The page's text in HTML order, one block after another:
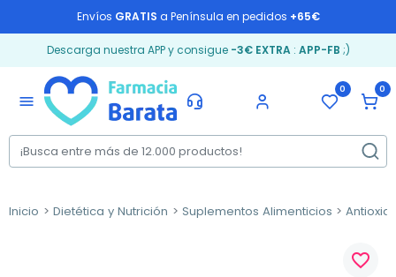
Envíos GRATIS a Península en pedidos +65€
Descarga nuestra APP y consigue -3€ EXTRA: APP-FB ;)
menu
0 0
Inicio Dietética y Nutrición Suplementos Alimenticios
favorite_border